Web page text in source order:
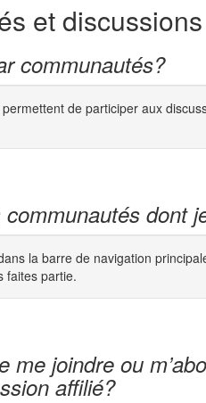
et discussions
communautés?
de participer aux
dont
la barre de navigation
faites partie.
me joindre ou
affilié?